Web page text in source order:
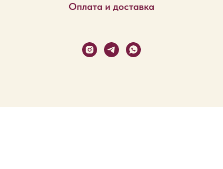
Оплата и доставка